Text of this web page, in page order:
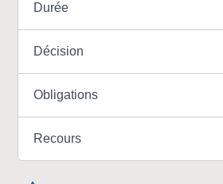
Durée
Décision
Obligations
Recours